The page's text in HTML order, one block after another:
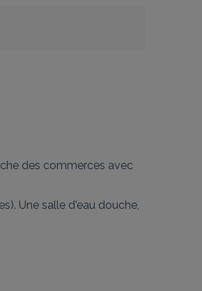
des commerces avec
Une salle d'eau douche,